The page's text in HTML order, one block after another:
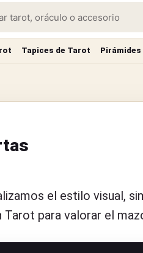
Tapices de Tarot Pirámides
el estilo visual,
para valorar el